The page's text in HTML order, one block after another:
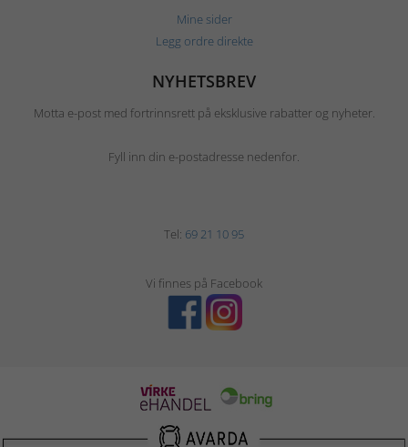
Mine sider
Legg ordre direkte
NYHETSBREV
Motta e-post med fortrinnsrett på eksklusive rabatter og nyheter.
Fyll inn din e-postadresse nedenfor.
Tel: 69 21 10 95
Vi finnes på Facebook